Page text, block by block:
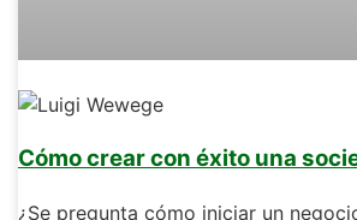
Cómo crear con éxito una
¿Se pregunta cómo iniciar un